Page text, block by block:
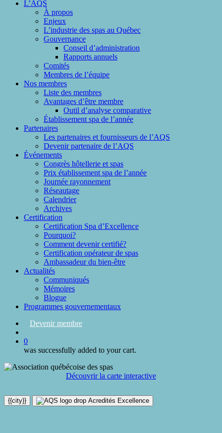
L’AQS
À propos
Enjeux
L’industrie des spas au Québec
Gouvernance
Conseil d’administration
Rapports annuels
Comités
Membres de l’équipe
Nos membres
Liste des membres
Avantages d’être membre
Outil d’analyse comparative
Établissement spa de l’année
Partenaires
Les partenaires et fournisseurs de l’AQS
Devenir partenaire de l’AQS
Événements
Congrès hôtellerie et spas
Prix établissement spa de l’année
Journée rayonnement
Réseautage
Calendrier
Archives
Certification
Certification Spa d’Excellence
Pourquoi?
Comment devenir certifié?
Certification opérateur de spas
Ambassadeur du bien-être
Actualités
Communiqués
Mémoires
Blogue
Programmes gouvernementaux
Devenir membre
0
was successfully added to your cart.
Découvrir la carte interactive
{{city}} Acredités Excellence